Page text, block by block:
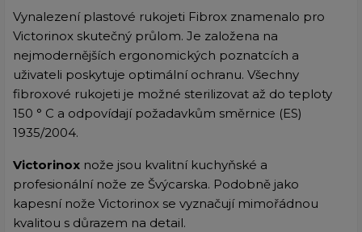
Vynalezení plastové rukojeti Fibrox znamenalo pro
Victorinox skutečný průlom. Je založena na
nejmodernějších ergonomických poznatcích a
uživateli poskytuje optimální ochranu. Všechny
fibroxové rukojeti je možné sterilizovat až do teploty
150 ° C a odpovídají požadavkům směrnice (ES)
1935/2004.
Victorinox nože jsou kvalitní kuchyňské a
profesionální nože ze Švýcarska. Podobně jako
kapesní nože Victorinox se vyznačují mimořádnou
kvalitou s důrazem na detail.